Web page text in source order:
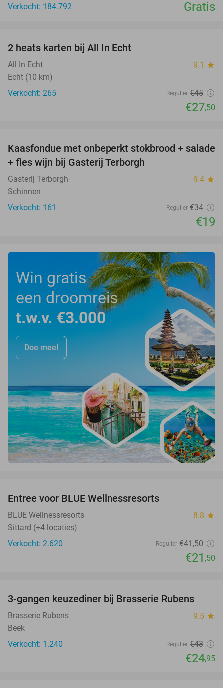
Verkocht: 184.792 Gratis
2 heats karten bij All In Echt
All In Echt 9.1 star
Echt (10 km)
Verkocht: 265
Regulier €45
€27,50
44%
Kaasfondue met onbeperkt stokbrood + salade
+ fles wijn bij Gasterij Terborgh
Gasterij Terborgh 9.4 star
Schinnen
Verkocht: 161
Regulier €34
€19
Win gratis
een droomreis
t.w.v. €3.000
Doe mee!
Entree voor BLUE Wellnessresorts
BLUE Wellnessresorts 8.8 star
Sittard (+4 locaties)
Verkocht: 2.620
Regulier €41,50
€21 ,50
42%
3-gangen keuzediner bij Brasserie Rubens
Brasserie Rubens 9.5 star
Beek
Verkocht: 1.240
Regulier €43
€24,95